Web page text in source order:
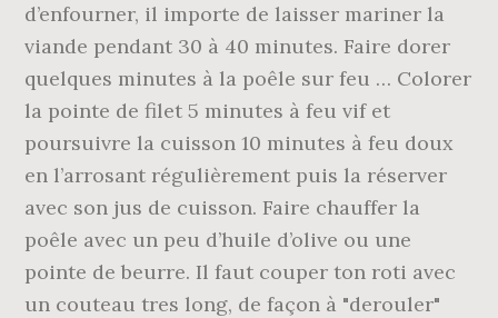
d’enfourner, il importe de laisser mariner la
viande pendant 30 à 40 minutes. Faire dorer
quelques minutes à la poêle sur feu … Colorer
la pointe de filet 5 minutes à feu vif et
poursuivre la cuisson 10 minutes à feu doux
en l’arrosant régulièrement puis la réserver
avec son jus de cuisson. Faire chauffer la
poêle avec un peu d’huile d’olive ou une
pointe de beurre. Il faut couper ton roti avec
un couteau tres long, de façon à "derouler"